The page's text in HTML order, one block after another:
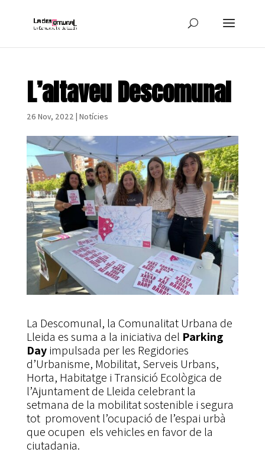
L’altaveu Descomunal
26 Nov, 2022 | Notícies
La Descomunal, la Comunalitat Urbana de
Lleida es suma a la iniciativa del Parking
Dayimpulsada per les Regidories
d’Urbanisme, Mobilitat, Serveis Urbans,
Horta, Habitatge i Transició Ecològica de
l’Ajuntament de Lleida celebrant la
setmana de la mobilitat sostenible i segura
tot promovent l’ocupació de l’espai urbà
que ocupen els vehicles en favor de la
ciutadania.